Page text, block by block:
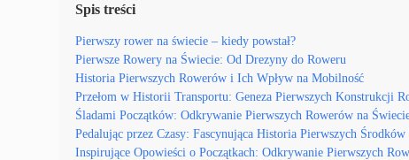
Spis treści
Pierwszy rower na świecie – kiedy powstał?
Pierwsze Rowery na Świecie: Od Drezyny do Roweru
Historia Pierwszych Rowerów i Ich Wpływ na Mobilność
Przełom w Historii Transportu: Geneza Pierwszych Konstrukcji
Śladami Początków: Odkrywanie Pierwszych Rowerów na
Pedalując przez Czasy: Fascynująca Historia Pierwszych
Inspirujące Opowieści o Początkach: Odkrywanie Pierwszych